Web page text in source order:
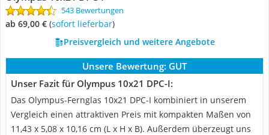
543 Bewertungen
ab 69,00 € ( Sofort lieferbar)
Preisvergleich und weitere Angebote
Unsere Bewertung: GUT
Unser Fazit für Olympus 10x21 DPC-I:
Das Olympus-Fernglas 10x21 DPC-I kombiniert in unserem
Vergleich einen attraktiven Preis mit kompakten Maßen von
11,43 x 5,08 x 10,16 cm (L x H x B). Außerdem überzeugt uns